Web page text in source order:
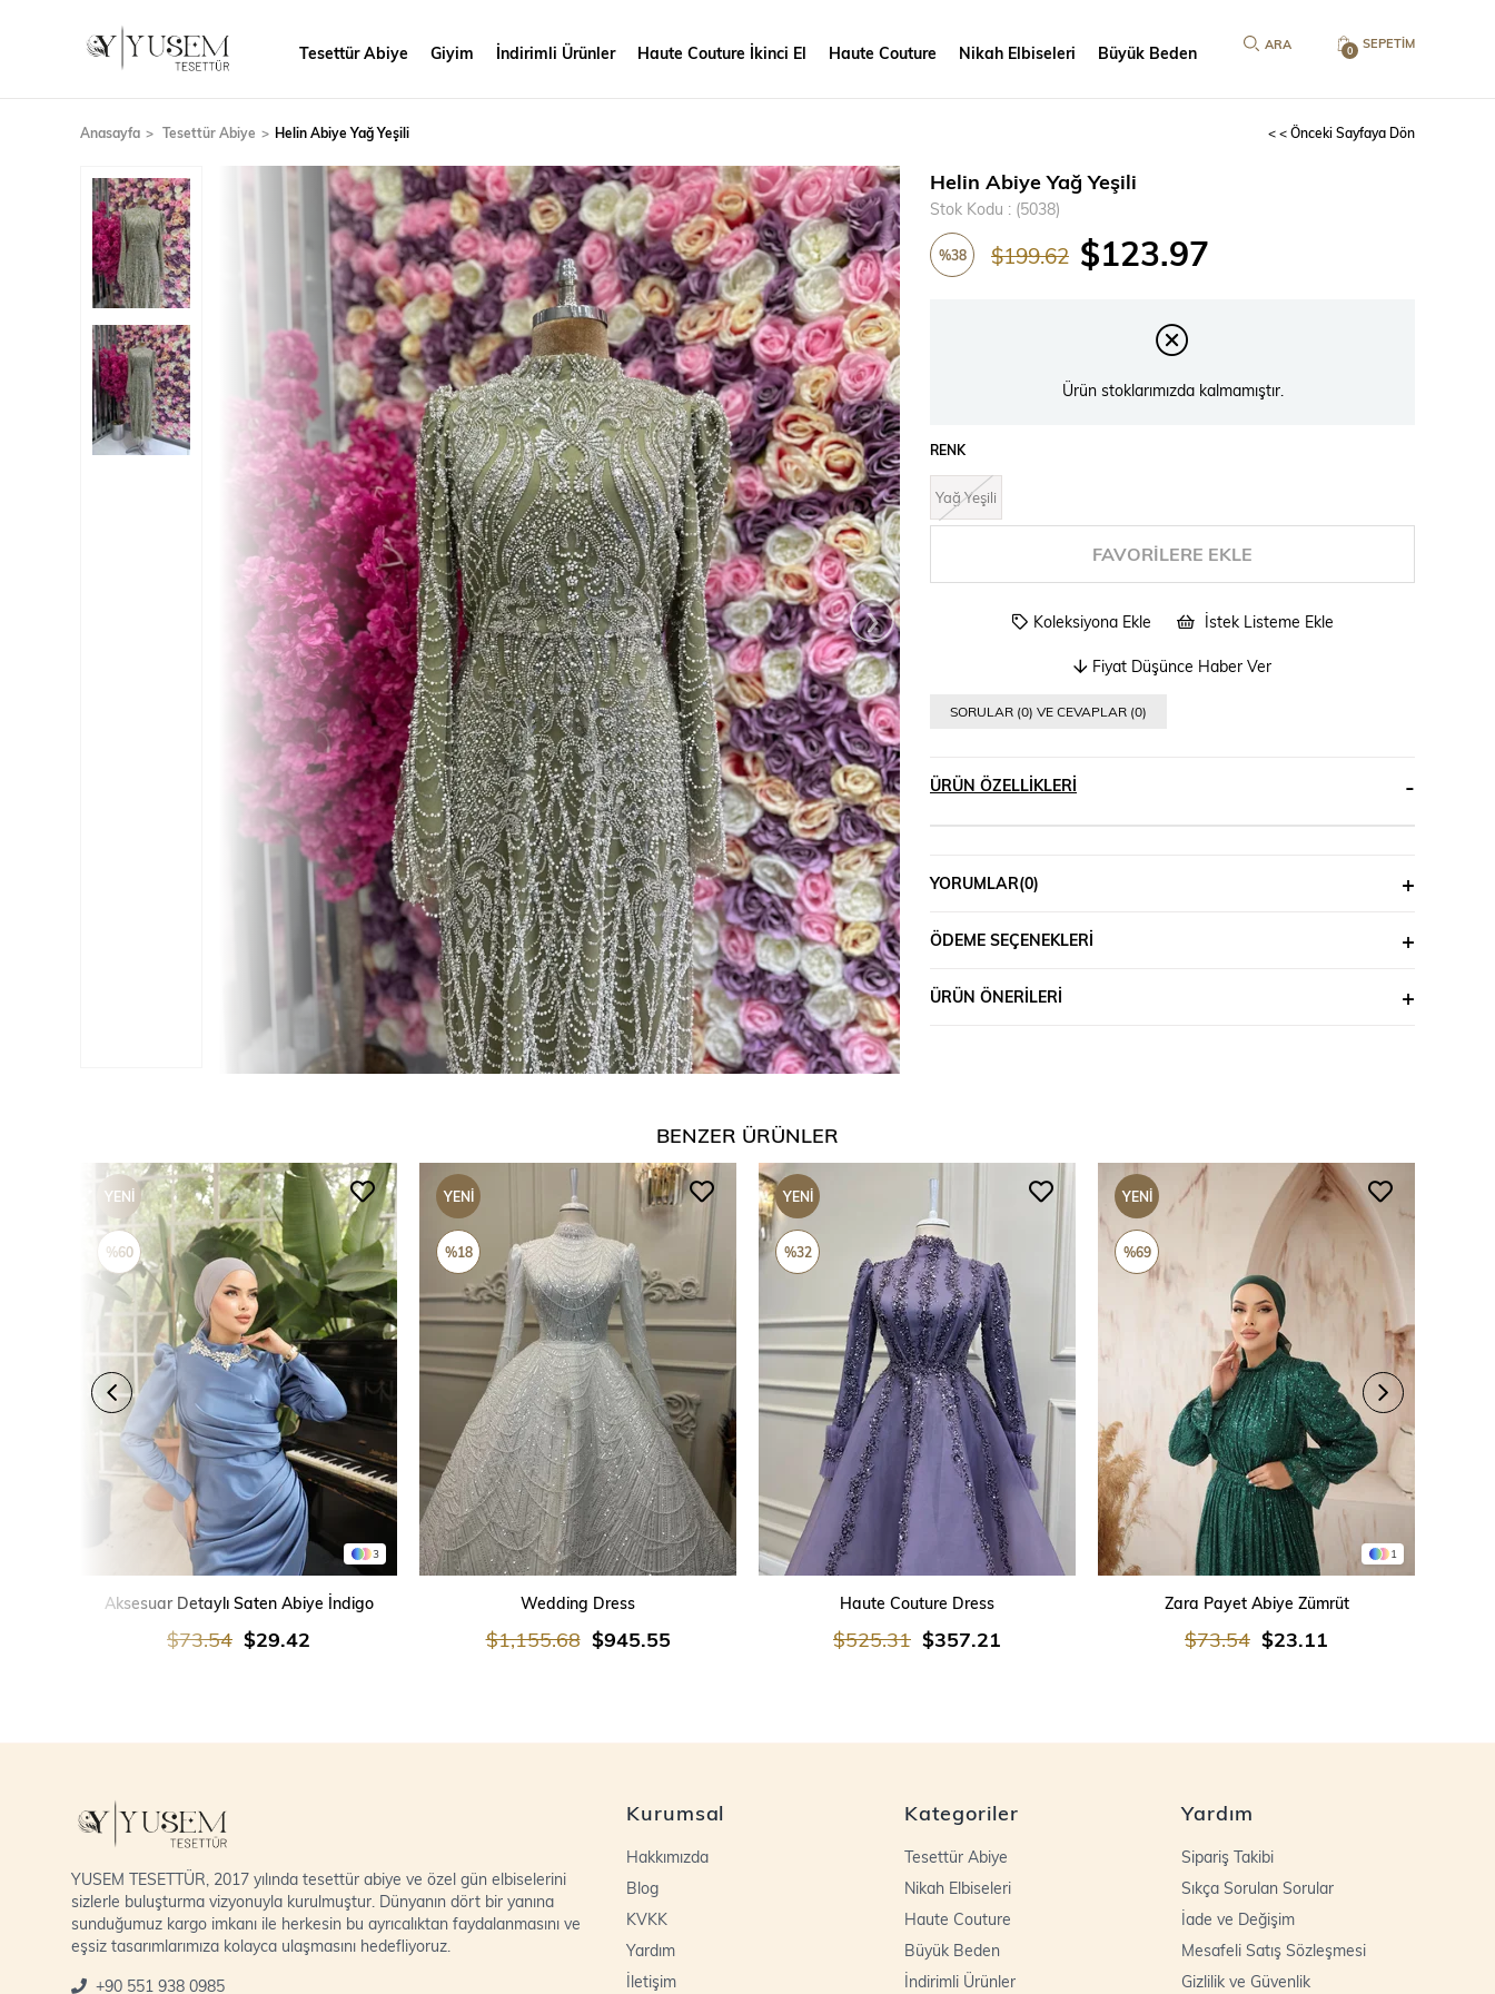
SEPETIM
0
Tesettür Abiye Giyim İndirimli Ürünler Haute Couture İkinci El Haute Couture Nikah Elbiseleri Büyük Beden
Anasayfa Tesettür Abiye Helin Abiye Yağ Yeşili < < Önceki Sayfaya Dön
›
Helin Abiye Yağ Yeşili
Stok Kodu (5038)
%38 $199.62 $123.97
Ürün stoklarımızda kalmamıştır.
RENK
Yağ Yeşili
FAVORILERE EKLE
Koleksiyona Ekle İstek Listeme Ekle
Fiyat Düşünce Haber Ver
SORULAR (0) VE CEVAPLAR (0)
ÜRÜN ÖZELLIKLERI
YORUMLAR(0)
ÖDEME SEÇENEKLERI
ÜRÜN ÖNERILERI
BENZER ÜRÜNLER
3
Aksesuar Detaylı Saten Abiye İndigo
$29.42
$73.54
YENI
ÜRÜN
%60
Wedding Dress
$945.55
$1,155.68
YENI
ÜRÜN
%18
Haute Couture Dress
$357.21
$525.31
YENI
ÜRÜN
%32
1
Zara Payet Abiye Zümrüt
$23.11
$73.54
YENI
ÜRÜN
%69
YUSEM TESETTÜR, 2017 yılında tesettür abiye ve özel gün elbiselerini
sizlerle buluşturma vizyonuyla kurulmuştur. Dünyanın dört bir yanına
sunduğumuz kargo imkanı ile herkesin bu ayrıcalıktan faydalanmasını ve
eşsiz tasarımlarımıza kolayca ulaşmasını hedefliyoruz.
+90 551 938 0985
Kurumsal
Hakkımızda
Blog
KVKK
Yardım
İletişim
Kategoriler
Tesettür Abiye
Nikah Elbiseleri
Haute Couture
Büyük Beden
İndirimli Ürünler
Yardım
Sipariş Takibi
Sıkça Sorulan Sorular
İade ve Değişim
Mesafeli Satış Sözleşmesi
Gizlilik ve Güvenlik